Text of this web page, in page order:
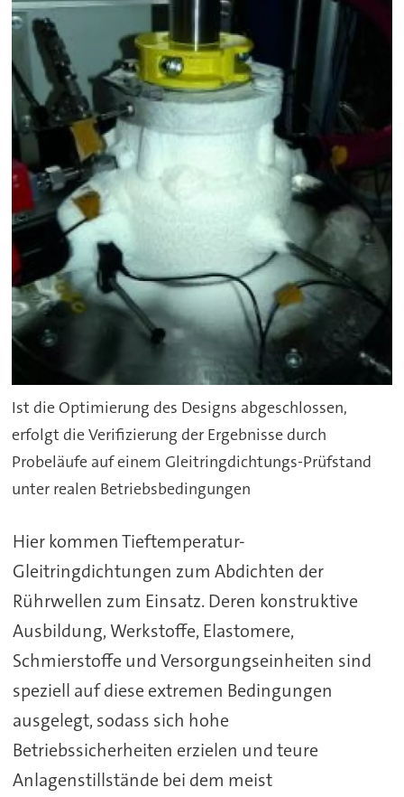
Ist die Optimierung des Designs abgeschlossen,
erfolgt die Verifizierung der Ergebnisse durch
Probeläufe auf einem Gleitringdichtungs-Prüfstand
unter realen Betriebsbedingungen
Hier kommen Tieftemperatur-
Gleitringdichtungen zum Abdichten der
Rührwellen zum Einsatz. Deren konstruktive
Ausbildung, Werkstoffe, Elastomere,
Schmierstoffe und Versorgungseinheiten sind
speziell auf diese extremen Bedingungen
ausgelegt, sodass sich hohe
Betriebssicherheiten erzielen und teure
Anlagenstillstände bei dem meist